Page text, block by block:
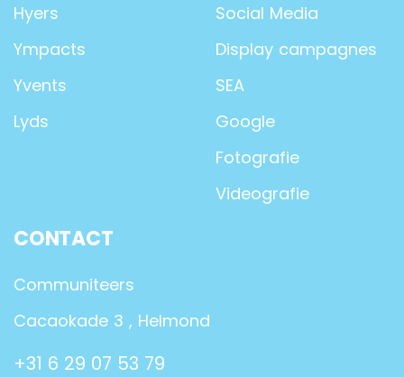
Hyers
Ympacts
Yvents
Lyds
Social Media
Display campagnes
SEA
Google
Fotografie
Videografie
CONTACT
Communiteers
Cacaokade 3 , Helmond
+31 6 29 07 53 79